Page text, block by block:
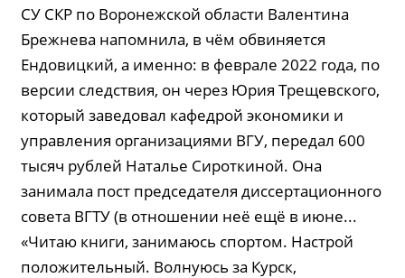
СУ СКР по Воронежской области Валентина
Брежнева напомнила, в чём обвиняется
Ендовицкий, а именно: в феврале 2022 года, по
версии следствия, он через Юрия Трещевского,
который заведовал кафедрой экономики и
управления организациями ВГУ, передал 600
тысяч рублей Наталье Сироткиной. Она
занимала пост председателя диссертационного
совета ВГТУ (в отношении неё ещё в июне...
«Читаю книги, занимаюсь спортом. Настрой
положительный. Волнуюсь за Курск,